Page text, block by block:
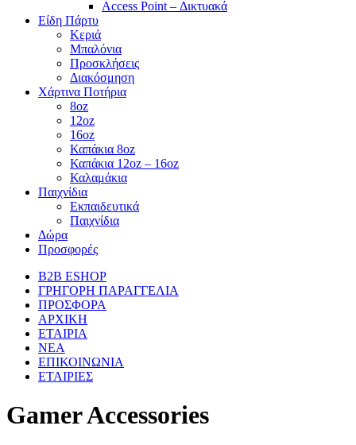
Access Point – Δικτυακά
Είδη Πάρτυ
Κεριά
Μπαλόνια
Προσκλήσεις
Διακόσμηση
Χάρτινα Ποτήρια
8oz
12oz
16oz
Καπάκια 8oz
Καπάκια 12oz – 16oz
Καλαμάκια
Παιχνίδια
Εκπαιδευτικά
Παιχνίδια
Δώρα
Προσφορές
B2B ESHOP
ΓΡΗΓΟΡΗ ΠΑΡΑΓΓΕΛΙΑ
ΠΡΟΣΦΟΡΑ
ΑΡΧΙΚΗ
ΕΤΑΙΡΙΑ
ΝΕΑ
ΕΠΙΚΟΙΝΩΝΙΑ
ΕΤΑΙΡΙΕΣ
Gamer Accessories